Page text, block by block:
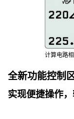
计算电路
全新功能控制
实现便捷操作